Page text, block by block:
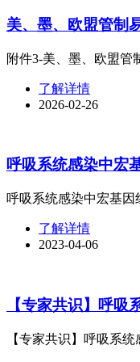
美、墨、欧盟管制
附件3-美、墨、欧盟管
了解详情
2026-02-26
呼吸系统感染中宏
呼吸系统感染中宏基
了解详情
2023-04-06
【专家共识】呼吸
【专家共识】呼吸系